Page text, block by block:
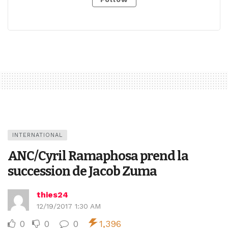
INTERNATIONAL
ANC/Cyril Ramaphosa prend la
succession de Jacob Zuma
thies24
12/19/2017 1:30 AM
0 0 0 1,396